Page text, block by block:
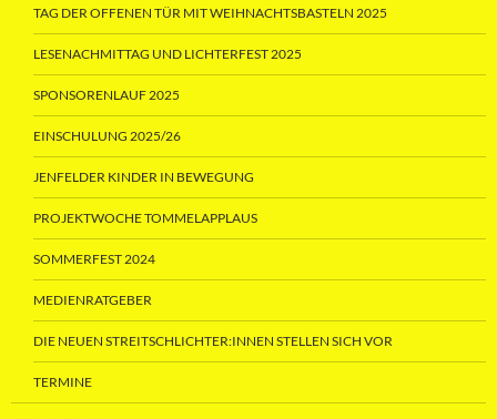
TAG DER OFFENEN TÜR MIT WEIHNACHTSBASTELN 2025
LESENACHMITTAG UND LICHTERFEST 2025
SPONSORENLAUF 2025
EINSCHULUNG 2025/26
JENFELDER KINDER IN BEWEGUNG
PROJEKTWOCHE TOMMELAPPLAUS
SOMMERFEST 2024
MEDIENRATGEBER
DIE NEUEN STREITSCHLICHTER:INNEN STELLEN SICH VOR
TERMINE